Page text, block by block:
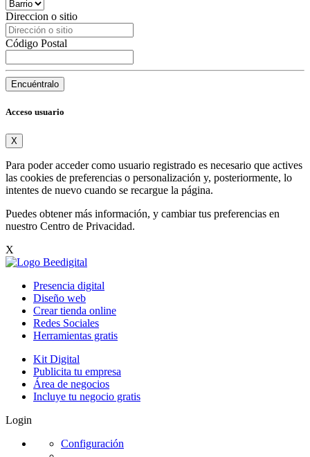
Direccion o sitio
Código Postal
Encuéntralo
Acceso usuario
X
Para poder acceder como usuario registrado es necesario que actives
las cookies de preferencias o personalización y, posteriormente, lo
intentes de nuevo cuando se recargue la página.
Puedes obtener más información, y cambiar tus preferencias en
nuestro Centro de Privacidad.
X
Presencia digital
Diseño web
Crear tienda online
Redes Sociales
Herramientas gratis
Kit Digital
Publicita tu empresa
Área de negocios
Incluye tu negocio gratis
Login
Configuración